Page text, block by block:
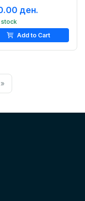
ден.
stock
Add to Cart
»